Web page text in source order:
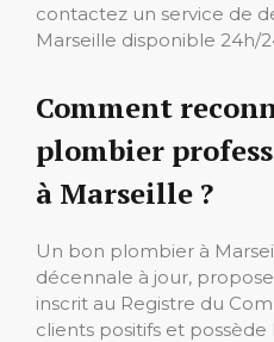
contactez un service de
Marseille disponible 24h/
Comment
plombier
à Marseille ?
Un bon plombier à
décennale à jour,
inscrit au Registre du
clients positifs et